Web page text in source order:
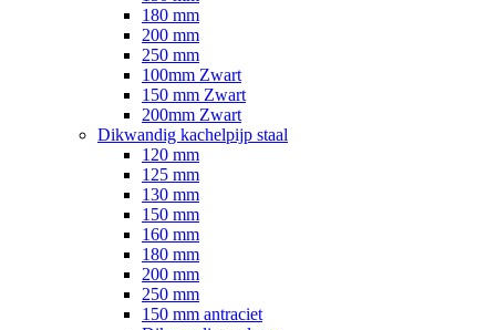
180 mm
200 mm
250 mm
100mm Zwart
150 mm Zwart
200mm Zwart
Dikwandig kachelpijp staal
120 mm
125 mm
130 mm
150 mm
160 mm
180 mm
200 mm
250 mm
150 mm antraciet